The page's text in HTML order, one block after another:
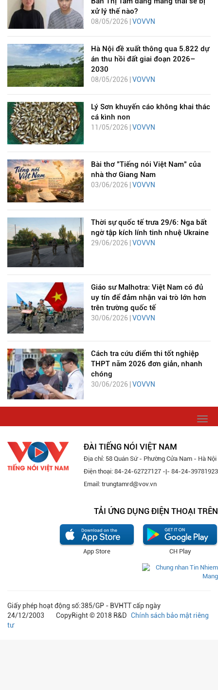
xử lý thế nào?
08/05/2026 | VOVVN
Hà Nội đề xuất thông qua 5.822 dự
án thu hồi đất giai đoạn 2026–
2030
08/05/2026 | VOVVN
Lý Sơn khuyến cáo không khai thác
cá kình non
11/05/2026 |VOVVN
Bài thơ "Tiếng nói Việt Nam" của
nhà thơ Giang Nam
03/06/2026 | VOVVN
Thời sự quốc tế trưa 29/6: Nga bất
ngờ tập kích lính tinh nhuệ Ukraine
29/06/2026 | VOVVN
Giáo sư Malhotra: Việt Nam có đủ
uy tín để đảm nhận vai trò lớn hơn
trên trường quốc tế
30/06/2026 | VOVVN
Cách tra cứu điểm thi tốt nghiệp
THPT năm 2026 đơn giản, nhanh
chóng
30/06/2026 | VOVVN
ĐÀI TIẾNG NÓI VIỆT NAM
Địa chỉ: 58 Quán Sứ - Phường Cửa Nam - Hà Nội
Điện thoại: 84-24-62727127 -|- 84-24-39781923
Email: trungtamrd@vov.vn
TẢI ỨNG DỤNG ĐIỆN THOẠI TRÊN
CH Play
App Store
Giấy phép hoạt động số:385/GP - BVHTT cấp ngày
24/12/2003 CopyRight © 2018 R&D Chính sách bảo mật riêng
tư